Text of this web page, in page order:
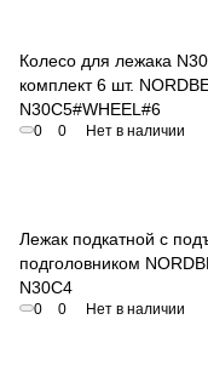
Колесо для лежака
комплект 6 шт.
N30C5#WHEEL#6
0 0 Нет в наличии
Лежак подкатной с
подголовником
N30C4
0 0 Нет в наличии